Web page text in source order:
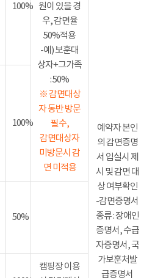
100% 원이 있을 경
우, 감면율
50%적용
-예) 보훈대
상자+그가족
: 50%
※ 감면대상
자 동반 방문
필수,
감면대상자
미방문시 감
면 미적용
예약자 본인
의 감면증명
서 입실시 제
시 및 감면 대
상 여부확인
-감면증명서
종류 : 장애인
증명서, 수급
자증명서, 국
가보훈처발
급증명서
100%
50%
캠핑장 이용